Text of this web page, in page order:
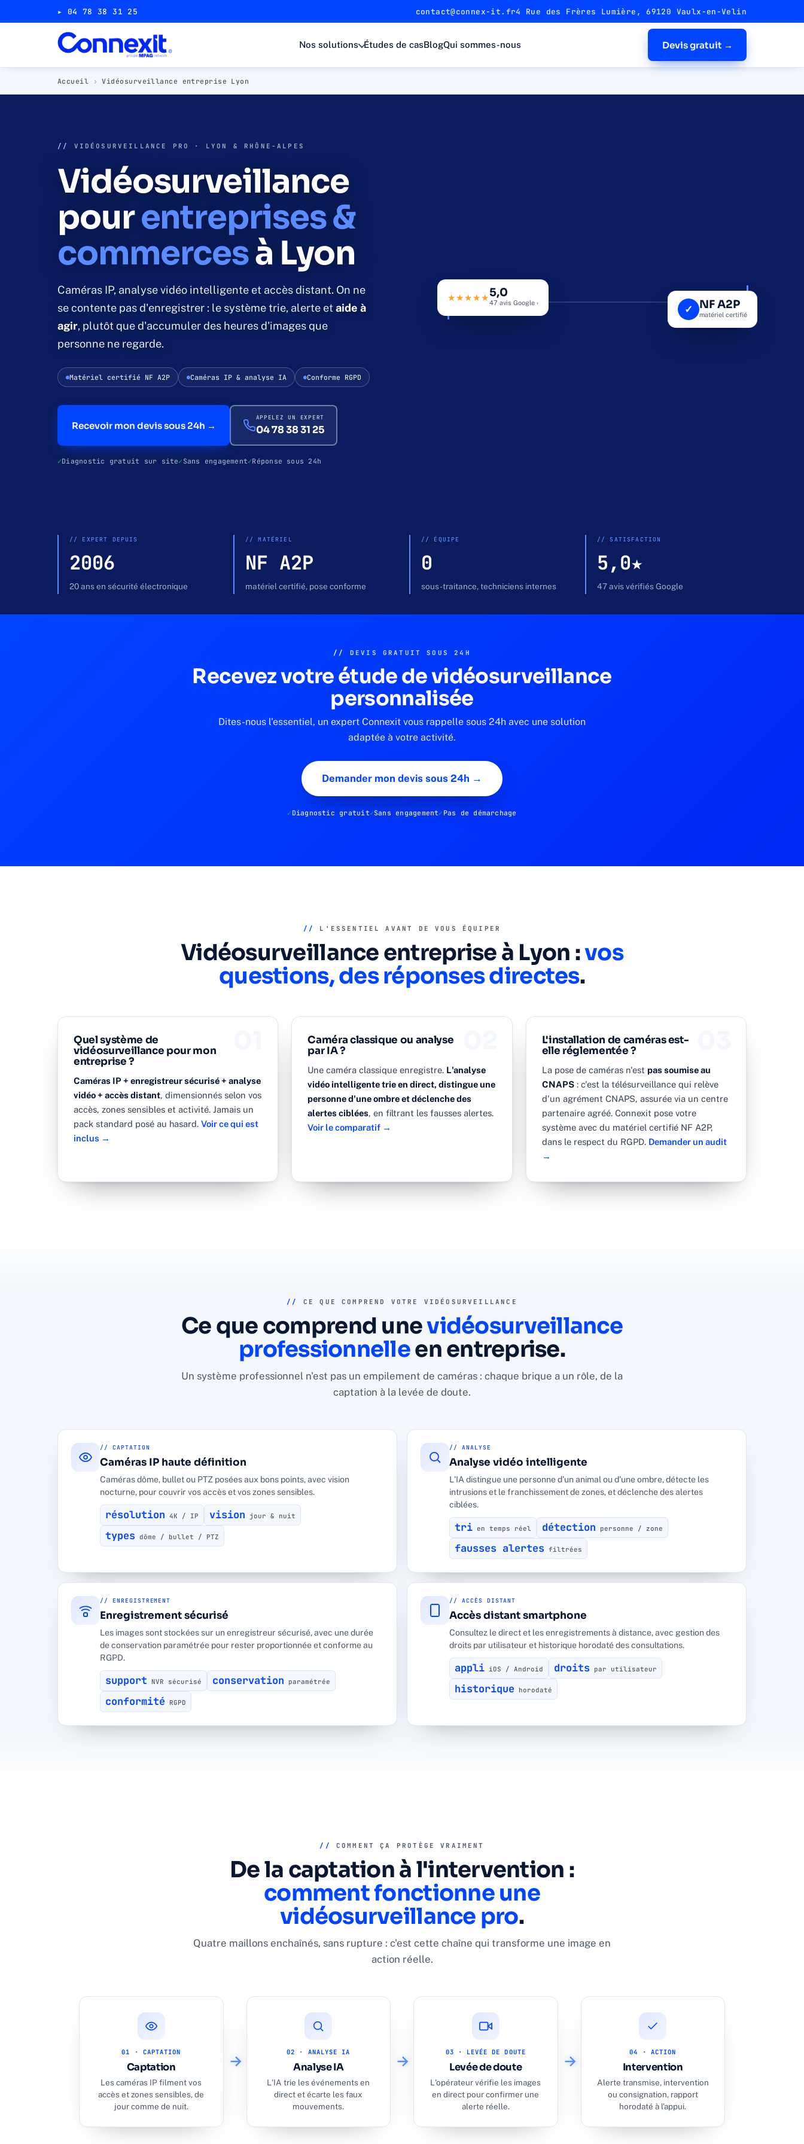
▸ 04 78 38 31 25 contact@connex-it.fr4 Rue des Frères Lumière, 69120 Vaulx-en-Velin
Nos solutions Études de casBlogQui sommes-nous Devis gratuit →
Accueil › Vidéosurveillance entreprise Lyon
// VIDÉOSURVEILLANCE PRO · LYON & RHÔNE-ALPES
Vidéosurveillance
pourentreprises &
commercesà Lyon
Caméras IP, analyse vidéo intelligente et accès distant. On ne
se contente pas d'enregistrer : le système trie, alerte etaide à
agir, plutôt que d'accumuler des heures d'images que
personne ne regarde.
Matériel certifié NF A2P Caméras IP & analyse IA Conforme RGPD
Recevoir mon devis sous 24h →
APPELEZ UN EXPERT
04 78 38 31 25
Diagnostic gratuit sur site Sans engagement Réponse sous 24h
CAM 01 · ENTRÉE PRINCIPALE REC
69 · LYON & AURA
✓ NF A2P
matériel certifié
★★★★★5,0
47 avis Google ›
// EXPERT DEPUIS
2006
20 ans en sécurité électronique
// MATÉRIEL
NF A2P
matériel certifié, pose conforme
// ÉQUIPE
0
sous-traitance, techniciens internes
// SATISFACTION
5,0★
47 avis vérifiés Google
// DEVIS GRATUIT SOUS 24H
Recevez votre étude de vidéosurveillance
personnalisée
Dites-nous l'essentiel, un expert Connexit vous rappelle sous 24h avec une solution
adaptée à votre activité.
Demander mon devis sous 24h →
Diagnostic gratuit Sans engagement Pas de démarchage
// L'ESSENTIEL AVANT DE VOUS ÉQUIPER
Vidéosurveillance entreprise à Lyon :vos
questions, des réponses directes.
Quel système de
vidéosurveillance pour mon
entreprise ?
Caméras IP + enregistreur sécurisé + analyse
vidéo + accès distant, dimensionnés selon vos
accès, zones sensibles et activité. Jamais un
pack standard posé au hasard. Voir ce qui est
inclus →
Caméra classique ou analyse
par IA ?
Une caméra classique enregistre. L'analyse
vidéo intelligente trie en direct, distingue une
personne d'une ombre et déclenche des
alertes ciblées, en filtrant les fausses alertes.
Voir le comparatif →
L'installation de caméras est-
elle réglementée ?
La pose de caméras n'est pas soumise au
CNAPS: c'est la télésurveillance qui relève
d'un agrément CNAPS, assurée via un centre
partenaire agréé. Connexit pose votre
système avec du matériel certifié NF A2P,
dans le respect du RGPD. Demander un audit
→
// CE QUE COMPREND VOTRE VIDÉOSURVEILLANCE
Ce que comprend unevidéosurveillance
professionnelleen entreprise.
Un système professionnel n'est pas un empilement de caméras : chaque brique a un rôle, de la
captation à la levée de doute.
// CAPTATION
Caméras IP haute définition
Caméras dôme, bullet ou PTZ posées aux bons points, avec vision
nocturne, pour couvrir vos accès et vos zones sensibles.
résolution 4K / IP vision jour & nuit
types dôme / bullet / PTZ
// ANALYSE
Analyse vidéo intelligente
L'IA distingue une personne d'un animal ou d'une ombre, détecte les
intrusions et le franchissement de zones, et déclenche des alertes
ciblées.
tri en temps réel détection personne / zone
fausses alertes filtrées
// ENREGISTREMENT
Enregistrement sécurisé
Les images sont stockées sur un enregistreur sécurisé, avec une durée
de conservation paramétrée pour rester proportionnée et conforme au
RGPD.
support NVR sécurisé conservation paramétrée
conformité RGPD
// ACCÈS DISTANT
Accès distant smartphone
Consultez le direct et les enregistrements à distance, avec gestion des
droits par utilisateur et historique horodaté des consultations.
appli iOS / Android droits par utilisateur
historique horodaté
// COMMENT ÇA PROTÈGE VRAIMENT
De la captation à l'intervention :
comment fonctionne une
vidéosurveillance pro.
Quatre maillons enchaînés, sans rupture : c'est cette chaîne qui transforme une image en
action réelle.
01 · CAPTATION
Captation
Les caméras IP filment vos
accès et zones sensibles, de
jour comme de nuit.
02 · ANALYSE IA
Analyse IA
L'IA trie les événements en
direct et écarte les faux
mouvements.
03 · LEVÉE DE DOUTE
Levée de doute
L'opérateur vérifie les images
en direct pour confirmer une
alerte réelle.
04 · ACTION
Intervention
Alerte transmise, intervention
ou consignation, rapport
horodaté à l'appui.